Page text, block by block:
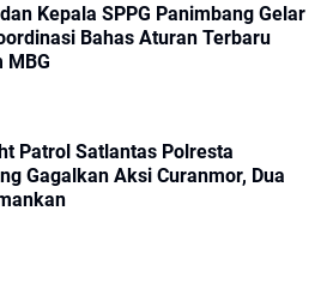
Kepala SPPG Panimbang Gelar
Bahas Aturan Terbaru
MBG
Patrol Satlantas Polresta
Gagalkan Aksi Curanmor, Dua